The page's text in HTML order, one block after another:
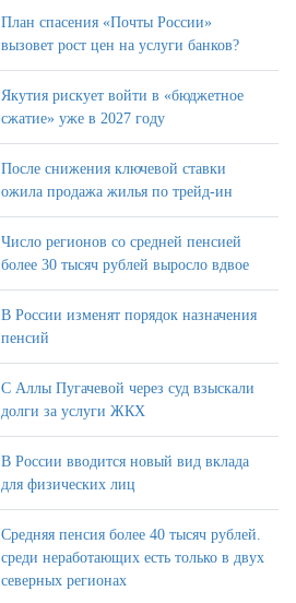
План спасения «Почты России»
вызовет рост цен на услуги банков?
Якутия рискует войти в «бюджетное
сжатие» уже в 2027 году
После снижения ключевой ставки
ожила продажа жилья по трейд-ин
Число регионов со средней пенсией
более 30 тысяч рублей выросло вдвое
В России изменят порядок назначения
пенсий
С Аллы Пугачевой через суд взыскали
долги за услуги ЖКХ
В России вводится новый вид вклада
для физических лиц
Средняя пенсия более 40 тысяч рублей.
среди неработающих есть только в двух
северных регионах